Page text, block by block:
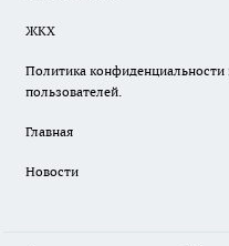
ЖКХ
Политика
пользователей.
Главная
Новости